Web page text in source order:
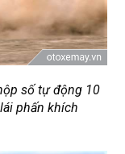
số tự động 10
phấn khích